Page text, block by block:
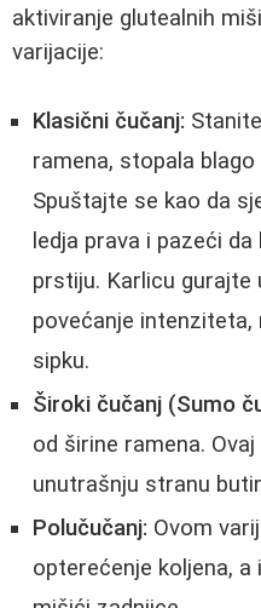
aktiviranje glutealnih
varijacije:
Klasični čučanj:
ramena, stopala
Spuštajte se kao da
ledja prava i pazeći
prstiju. Karlicu
povećanje
sipku.
Široki čučanj (Sumo
od širine ramena.
unutrašnju stranu
Polučučanj: Ovom
opterećenje koljena, a